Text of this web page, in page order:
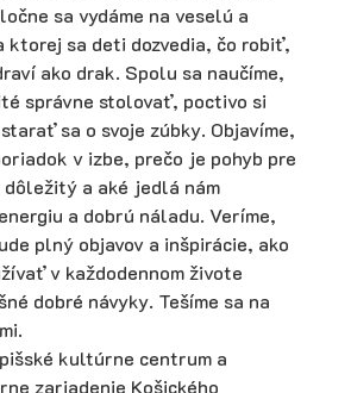
sa vydáme na veselú a
ktorej sa deti dozvedia, čo robiť,
ako drak. Spolu sa naučíme,
správne stolovať, poctivo si
sa o svoje zúbky. Objavíme,
v izbe, prečo je pohyb pre
a aké jedlá nám
a dobrú náladu. Veríme,
plný objavov a inšpirácie, ako
v každodennom živote
dobré návyky. Tešíme sa na
kultúrne centrum a
zariadenie Košického